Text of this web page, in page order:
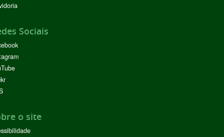
Sociais
o site